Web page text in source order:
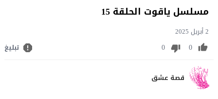
مسلسل ياقوت الحلقة 15
2 أبريل 2025
0
0 تبليغ
قصة عشق